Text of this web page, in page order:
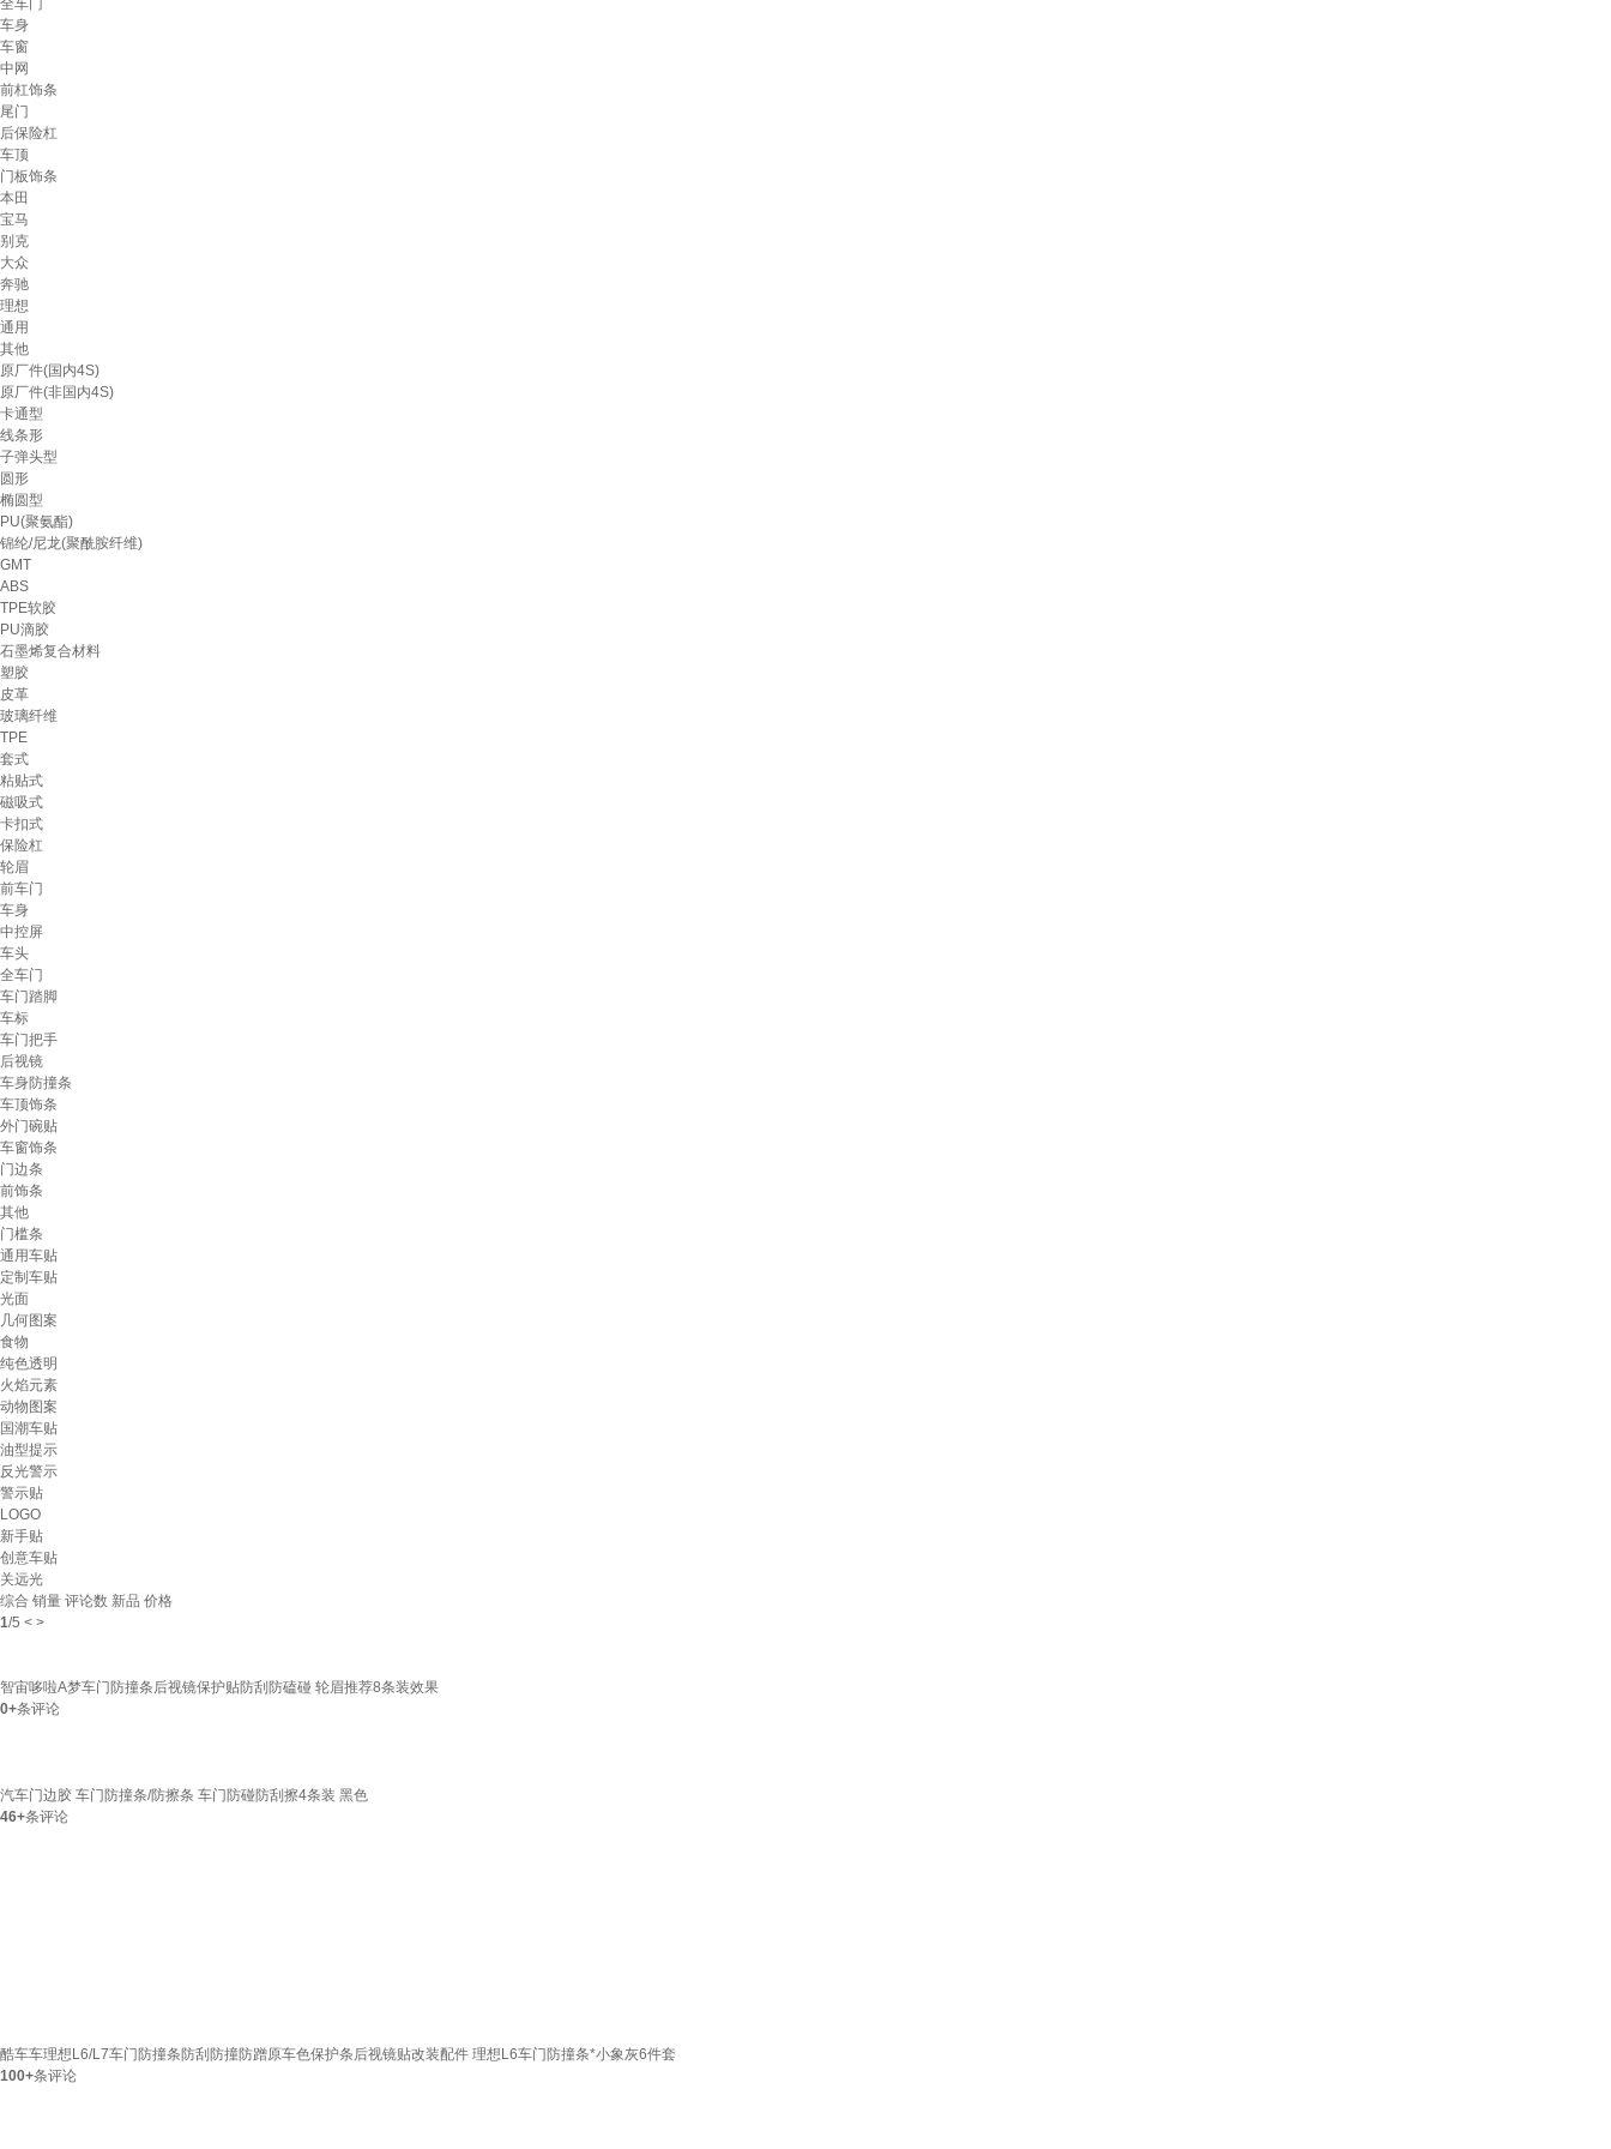
全车门
车身
车窗
中网
前杠饰条
尾门
后保险杠
车顶
门板饰条
本田
宝马
别克
大众
奔驰
理想
通用
其他
原厂件(国内4S)
原厂件(非国内4S)
卡通型
线条形
子弹头型
圆形
椭圆型
PU(聚氨酯)
锦纶/尼龙(聚酰胺纤维)
GMT
ABS
TPE软胶
PU滴胶
石墨烯复合材料
塑胶
皮革
玻璃纤维
TPE
套式
粘贴式
磁吸式
卡扣式
保险杠
轮眉
前车门
车身
中控屏
车头
全车门
车门踏脚
车标
车门把手
后视镜
车身防撞条
车顶饰条
外门碗贴
车窗饰条
门边条
前饰条
其他
门槛条
通用车贴
定制车贴
光面
几何图案
食物
纯色透明
火焰元素
动物图案
国潮车贴
油型提示
反光警示
警示贴
LOGO
新手贴
创意车贴
关远光
综合 销量 评论数 新品 价格
1/5 < >
智宙哆啦A梦车门防撞条后视镜保护贴防刮防磕碰 轮眉推荐8条装效果
0+条评论
汽车门边胶 车门防撞条/防擦条 车门防碰防刮擦4条装 黑色
46+条评论
酷车车理想L6/L7车门防撞条防刮防撞防蹭原车色保护条后视镜贴改装配件 理想L6车门防撞条*小象灰6件套
100+条评论